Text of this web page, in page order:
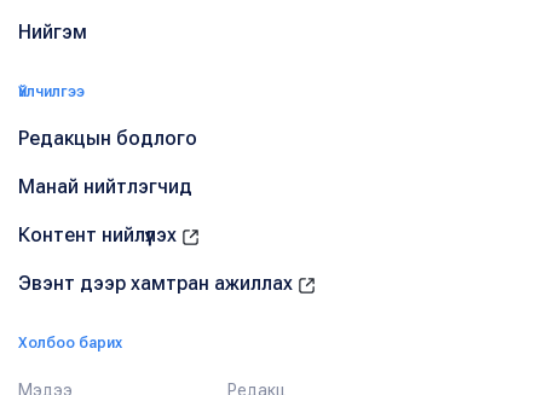
Нийгэм
Үйлчилгээ
Редакцын бодлого
Манай нийтлэгчид
Контент нийлүүлэх
Эвэнт дээр хамтран ажиллах
Холбоо барих
Мэдээ Редакц